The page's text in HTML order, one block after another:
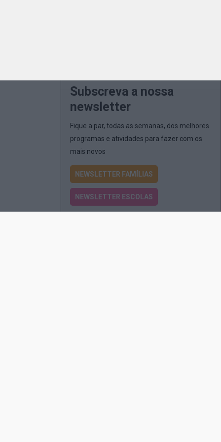
Subscreva a nossa
newsletter
Fique a par, todas as semanas, dos melhores
programas e atividades para fazer com os
mais novos
NEWSLETTER FAMÍLIAS
NEWSLETTER ESCOLAS